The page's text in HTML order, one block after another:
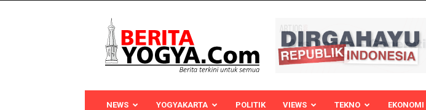
Yogya
NEWS YOGYAKARTA POLITIK VIEWS TEKNO EKONOMI